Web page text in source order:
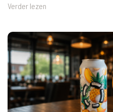
Verder lezen